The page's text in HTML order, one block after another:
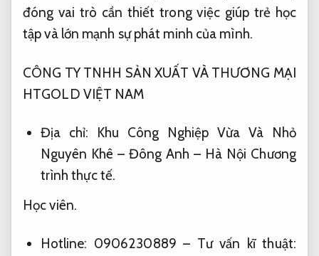
đóng vai trò cần thiết trong việc giúp trẻ học
tập và lớn mạnh sự phát minh của mình.
CÔNG TY TNHH SẢN XUẤT VÀ THƯƠNG MẠI
HTGOLD VIỆT NAM
Địa chỉ: Khu Công Nghiệp Vừa Và Nhỏ
Nguyên Khê – Đông Anh – Hà Nội Chương
trình thực tế.
Học viên.
Hotline: 0906230889 – Tư vấn kĩ thuật: